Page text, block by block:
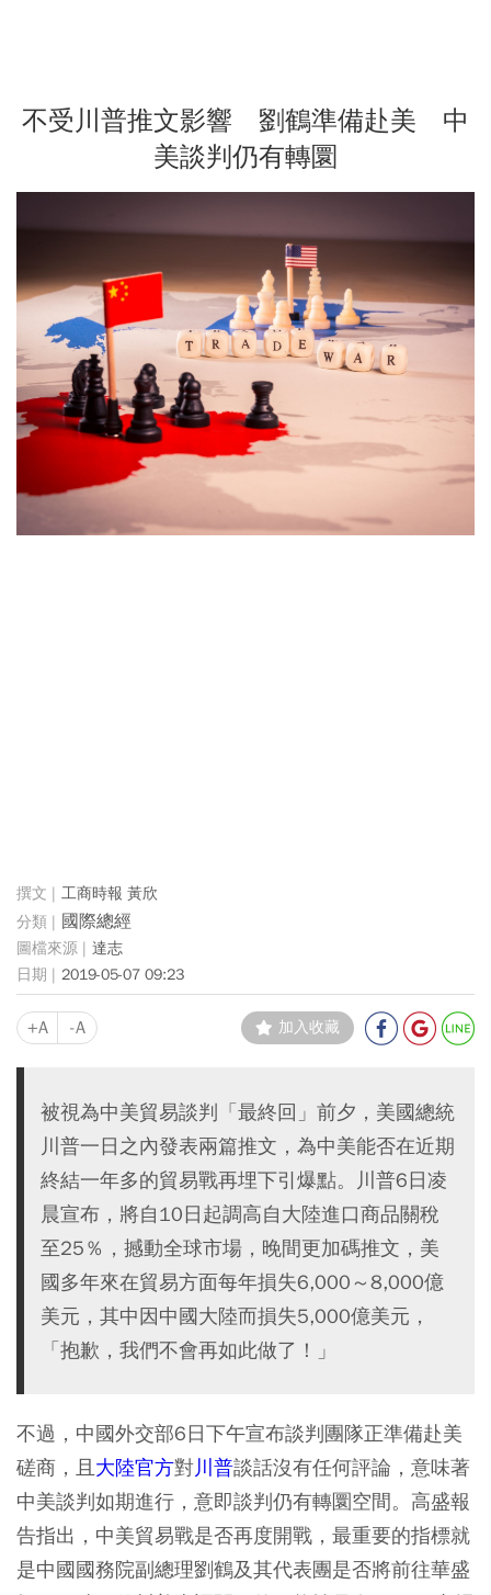
不受川普推文影響 劉鶴準備赴美 中
美談判仍有轉圜
工商時報 黃欣
國際總經
達志
2019-05-07 09:23
+A -A 加入收藏
被視為中美貿易談判「最終回」前夕，美國總統
川普一日之內發表兩篇推文，為中美能否在近期
終結一年多的貿易戰再埋下引爆點。川普6日凌
晨宣布，將自10日起調高自大陸進口商品關稅
至25％，撼動全球市場，晚間更加碼推文，美
國多年來在貿易方面每年損失6,000～8,000億
美元，其中因中國大陸而損失5,000億美元，
「抱歉，我們不會再如此做了！」
不過，中國外交部6日下午宣布談判團隊正準備赴美
磋商，且 大陸官方對川普談話沒有任何評論，意味著
中美談判如期進行，意即談判仍有轉圜空間。高盛報
告指出，中美貿易戰是否再度開戰，最重要的指標就
是中國國務院副總理劉鶴及其代表團是否將前往華盛